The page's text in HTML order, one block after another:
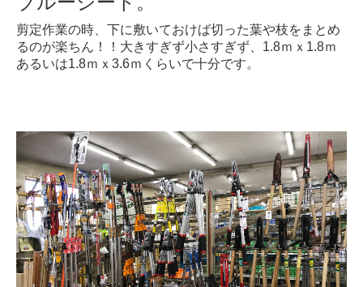
剪定作業の時、下に敷いておけば切った葉や枝をまとめ
るのが楽ちん！！大きすぎず小さすぎず、1.8ｍｘ1.8ｍ
あるいは1.8ｍｘ3.6ｍくらいで十分です。